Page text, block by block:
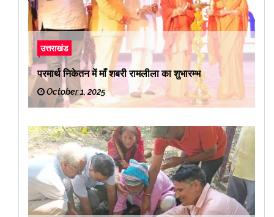
उत्तराखंड
परमार्थ निकेतन में माँ शबरी रामलीला का शुभारम्भ
October 1, 2025